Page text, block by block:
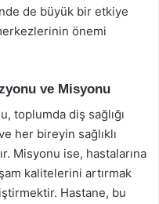
de büyük bir etkiye
önemi
ve Misyonu
toplumda diş sağlığı
her bireyin sağlıklı
Misyonu ise, hastalarına
kalitelerini artırmak
Hastane, bu